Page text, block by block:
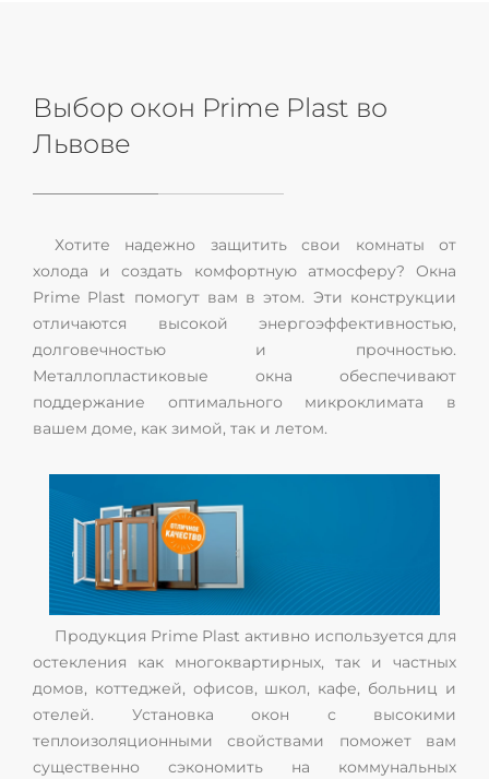
Выбор окон Prime Plast во
Львове
Хотите надежно защитить свои комнаты от
холода и создать комфортную атмосферу? Окна
Prime Plast помогут вам в этом. Эти конструкции
отличаются высокой энергоэффективностью,
долговечностью и прочностью.
Металлопластиковые окна обеспечивают
поддержание оптимального микроклимата в
вашем доме, как зимой, так и летом.
Продукция Prime Plast активно используется для
остекления как многоквартирных, так и частных
домов, коттеджей, офисов, школ, кафе, больниц и
отелей. Установка окон с высокими
теплоизоляционными свойствами поможет вам
существенно сэкономить на коммунальных